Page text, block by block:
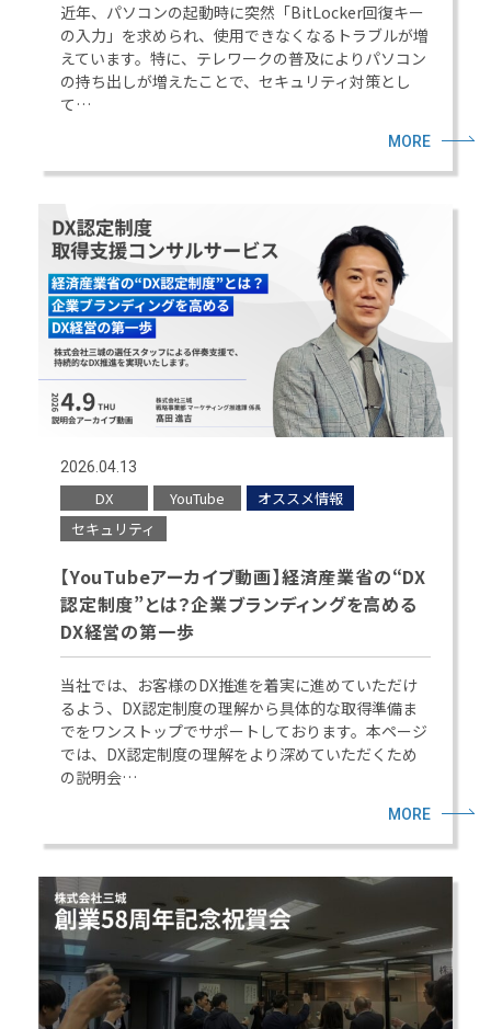
近年、パソコンの起動時に突然「BitLocker回復キー
の入力」を求められ、使用できなくなるトラブルが増
えています。特に、テレワークの普及によりパソコン
の持ち出しが増えたことで、セキュリティ対策とし
て…
MORE
2026.04.13
DX YouTube
オススメ情報
セキュリティ
【YouTubeアーカイブ動画】経済産業省の“DX
認定制度”とは？企業ブランディングを高める
DX経営の第一歩
当社では、お客様のDX推進を着実に進めていただけ
るよう、DX認定制度の理解から具体的な取得準備ま
でをワンストップでサポートしております。本ページ
では、DX認定制度の理解をより深めていただくため
の説明会…
MORE